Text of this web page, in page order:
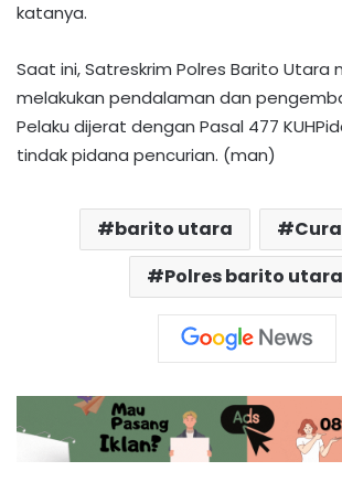
katanya.
Saat ini, Satreskrim Polres Barito Utara
melakukan pendalaman dan
Pelaku dijerat dengan Pasal 477
tindak pidana pencurian. (man)
barito utara
Polres barito utara